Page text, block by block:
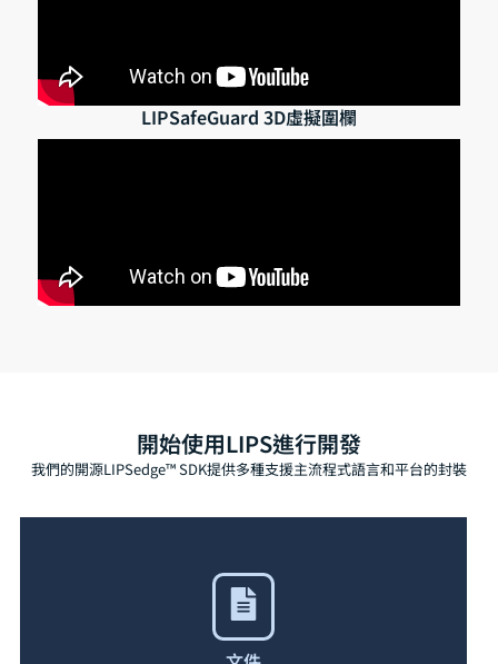
LIPSafeGuard 3D虛擬圍欄
開始使用LIPS進行開發
我們的開源LIPSedge™ SDK提供多種支援主流程式語言和平台的封裝